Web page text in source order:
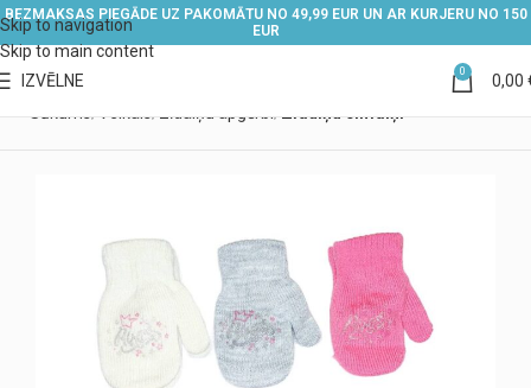
Skip to navigation
Skip to main content
BEZMAKSAS PIEGĀDE UZ PAKOMĀTU NO 49,99 EUR UN AR KURJERU NO 150
EUR
IZVĒLNE 0 0,00